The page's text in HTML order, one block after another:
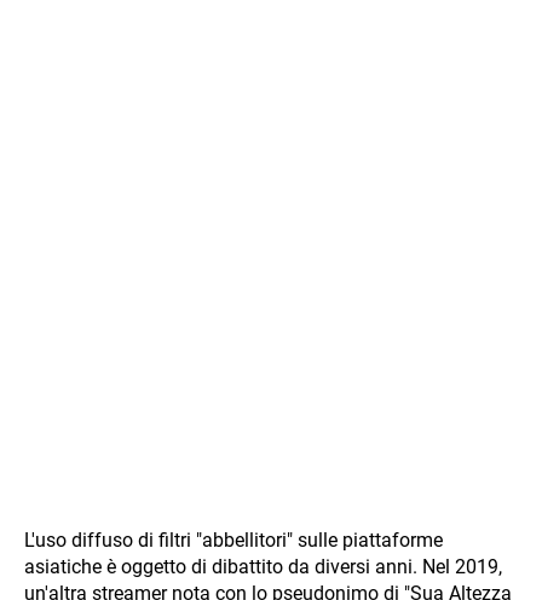
L'uso diffuso di filtri "abbellitori" sulle piattaforme
asiatiche è oggetto di dibattito da diversi anni. Nel 2019,
un'altra streamer nota con lo pseudonimo di "Sua Altezza